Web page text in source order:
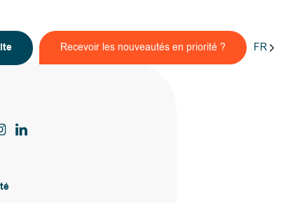
Recevoir les nouveautés en priorité ? FR